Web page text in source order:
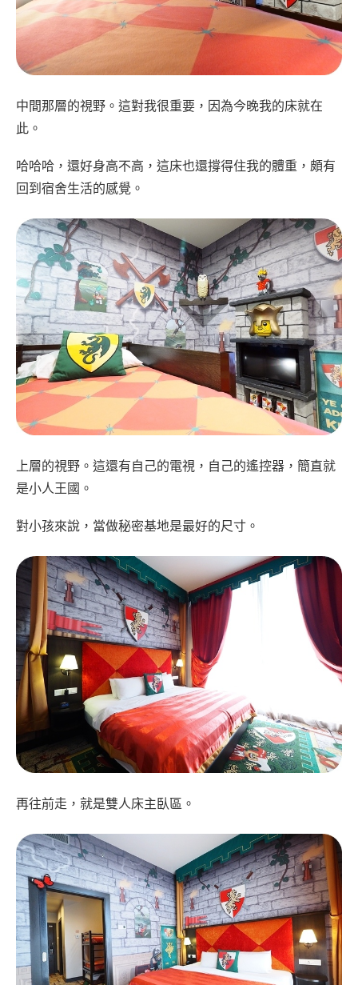
中間那層的視野。這對我很重要，因為今晚我的床就在
此。
哈哈哈，還好身高不高，這床也還撐得住我的體重，頗有
回到宿舍生活的感覺。
上層的視野。這還有自己的電視，自己的遙控器，簡直就
是小人王國。
對小孩來說，當做秘密基地是最好的尺寸。
再往前走，就是雙人床主臥區。